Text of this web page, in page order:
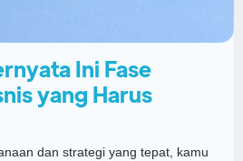
Ini Fase
yang Harus
dan strategi yang tepat, kamu